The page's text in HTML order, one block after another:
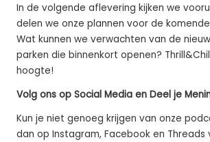
In de volgende aflevering kijken we
delen we onze plannen voor de
Wat kunnen we verwachten van de
parken die binnenkort openen?
hoogte!
Volg ons op Social Media en Deel je
Kun je niet genoeg krijgen van onze
dan op Instagram, Facebook en